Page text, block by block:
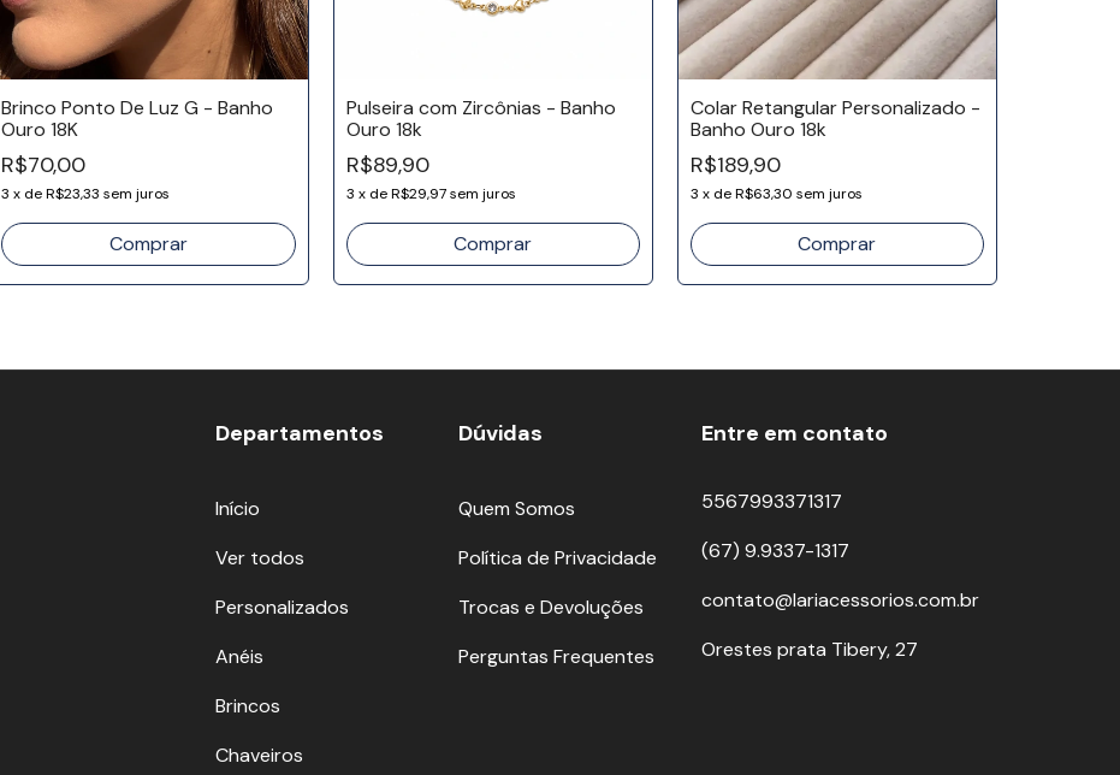
Brinco Ponto De Luz G - Banho
Ouro 18K
R$70,00
3 x deR$23,33 sem juros
Pulseira com Zircônias - Banho
Ouro 18k
R$89,90
3 x deR$29,97 sem juros
Colar Retangular Personalizado -
Banho Ouro 18k
R$189,90
3 x deR$63,30 sem juros
Comprar
Departamentos
Início
Ver todos
Personalizados
Anéis
Brincos
Chaveiros
Dúvidas
Quem Somos
Política de Privacidade
Trocas e Devoluções
Perguntas Frequentes
Entre em contato
5567993371317
(67) 9.9337-1317
contato@lariacessorios.com.br
Orestes prata Tibery, 27